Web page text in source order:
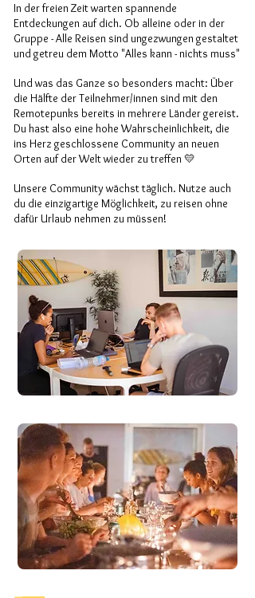
In der freien Zeit warten spannende
Entdeckungen auf dich. Ob alleine oder in der
Gruppe - Alle Reisen sind ungezwungen gestaltet
und getreu dem Motto "Alles kann - nichts muss"
Und was das Ganze so besonders macht: Über
die Hälfte der Teilnehmer/innen sind mit den
Remotepunks bereits in mehrere Länder gereist.
Du hast also eine hohe Wahrscheinlichkeit, die
ins Herz geschlossene Community an neuen
Orten auf der Welt wieder zu treffen 💛
Unsere Community wächst täglich. Nutze auch
du die einzigartige Möglichkeit, zu reisen ohne
dafür Urlaub nehmen zu müssen!